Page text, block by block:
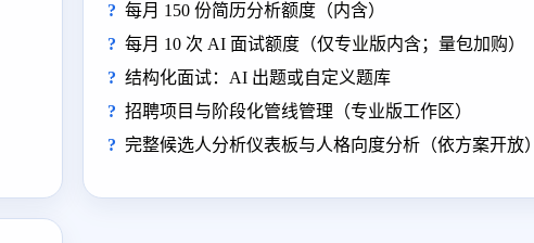
每月 150 份简历分析额度（内含）
每月 10 次 AI 面试额度（仅专业版内含；量包加购）
结构化面试：AI 出题或自定义题库
招聘项目与阶段化管线管理（专业版工作区）
完整候选人分析仪表板与人格向度分析（依方案开放）